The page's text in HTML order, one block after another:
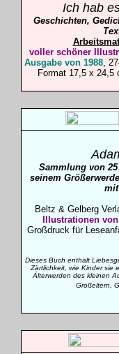
Ich hab
Geschichten,
voller schöner
Ausgabe von 1988,
Format 17,5 x 24,5
Sammlung von
seinem
Beltz & Gelberg
Illustrationen
Großdruck für
Dieses Buch enthält
Zärtlichkeit, wie Kinder sie
Älterwerden des kleinen
Großeltern,